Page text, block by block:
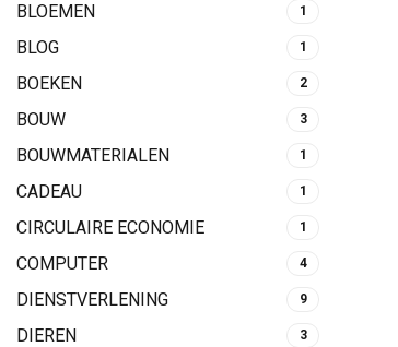
BLOEMEN 1
BLOG 1
BOEKEN 2
BOUW 3
BOUWMATERIALEN 1
CADEAU 1
CIRCULAIRE ECONOMIE 1
COMPUTER 4
DIENSTVERLENING 9
DIEREN 3